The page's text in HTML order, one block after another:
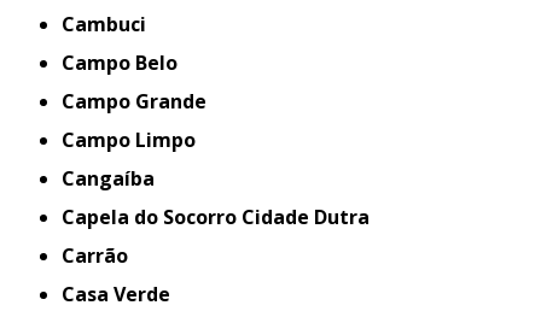
Cambuci
Campo Belo
Campo Grande
Campo Limpo
Cangaíba
Capela do Socorro Cidade Dutra
Carrão
Casa Verde